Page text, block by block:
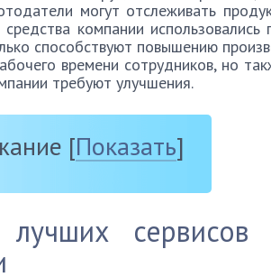
могут отслеживать
компании использовались
способствуют повышению
времени сотрудников, но
требуют улучшения.
[Показать]
сервисов